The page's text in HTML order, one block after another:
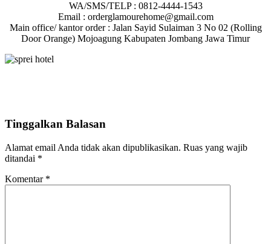
WA/SMS/TELP : 0812-4444-1543
Email : orderglamourehome@gmail.com
Main office/ kantor order : Jalan Sayid Sulaiman 3 No 02 (Rolling
Door Orange) Mojoagung Kabupaten Jombang Jawa Timur
Tinggalkan Balasan
Alamat email Anda tidak akan dipublikasikan. Ruas yang wajib
ditandai *
Komentar *